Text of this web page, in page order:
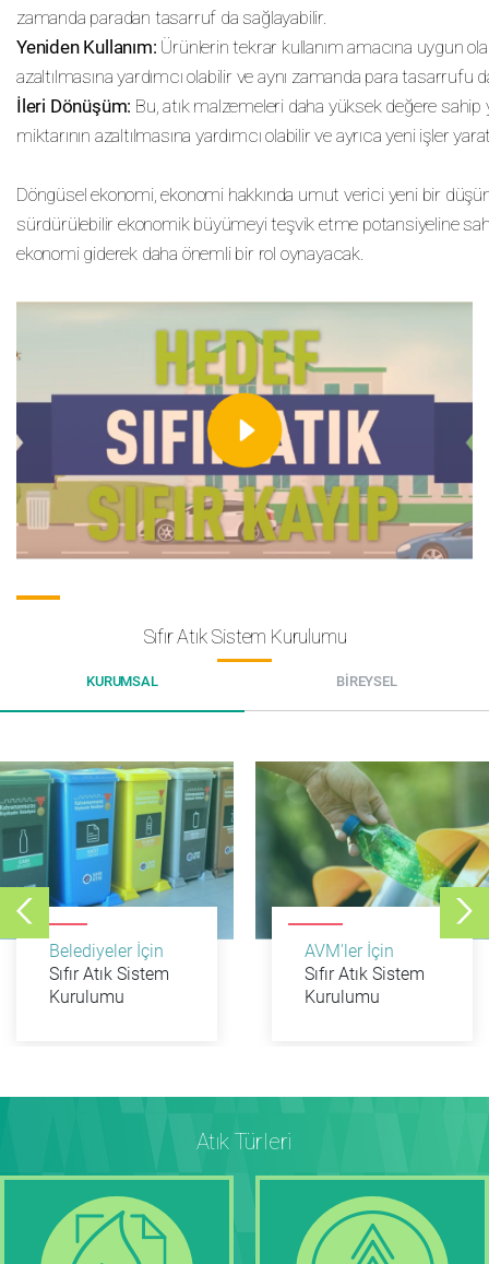
zamanda paradan tasarruf da sağlayabilir.
Yeniden Kullanım: Ürünlerin tekrar kullanım amacına uygun
azaltılmasına yardımcı olabilir ve aynı zamanda para tasarrufu
İleri Dönüşüm: Bu, atık malzemeleri daha yüksek değere
miktarının azaltılmasına yardımcı olabilir ve ayrıca yeni işler
Döngüsel ekonomi, ekonomi hakkında umut verici yeni bir
sürdürülebilir ekonomik büyümeyi teşvik etme potansiyeline
ekonomi giderek daha önemli bir rol oynayacak.
Sıfır Atık Sistem Kurulumu
KURUMSAL BİREYSEL
Belediyeler İçin
Sıfır Atık Sistem
Kurulumu
AVM'ler İçin
Sıfır Atık Sistem
Kurulumu
Atık Türleri